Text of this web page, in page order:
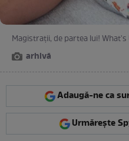
Magistraţii, de partea lui!
arhivă
Adaugă-ne ca
Urmărește